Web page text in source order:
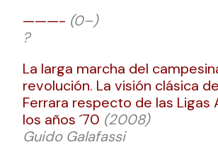
———- (0–)
?
La larga marcha del
revolución. La visión clásica
Ferrara respecto de las Ligas
los años ´70 (2008)
Guido Galafassi